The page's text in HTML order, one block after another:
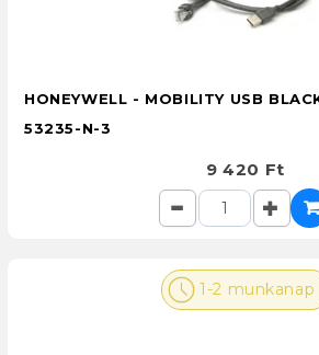
HONEYWELL - MOBILITY USB
53235-N-3
9 420 Ft
1-2 munkanap